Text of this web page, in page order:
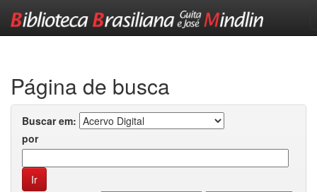
Página de busca
Buscar em:
por